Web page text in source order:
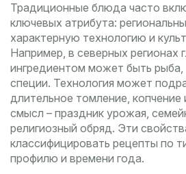
Традиционные блюда часто
ключевых атрибута:
характерную технологию и
Например, в северных регионах
ингредиентом может быть
специи. Технология может
длительное томление, копчение
смысл – праздник урожая,
религиозный обряд. Эти
классифицировать рецепты по
профилю и времени года.